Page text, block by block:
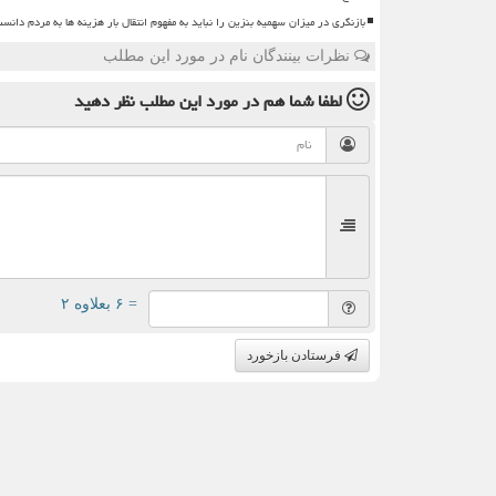
بازنگری در میزان سهمیه بنزین را نباید به مفهوم انتقال بار هزینه ها به مردم
نظرات بینندگان نام در مورد این مطلب
لطفا شما همدر مورد این مطلبنظر دهید
= ۶ بعلاوه ۲
فرستادن بازخورد